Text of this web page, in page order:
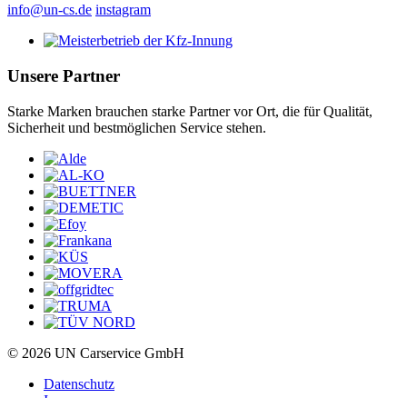
info@un-cs.de instagram
Unsere Partner
Starke Marken brauchen starke Partner vor Ort, die für Qualität,
Sicherheit und bestmöglichen Service stehen.
© 2026 UN Carservice GmbH
Datenschutz